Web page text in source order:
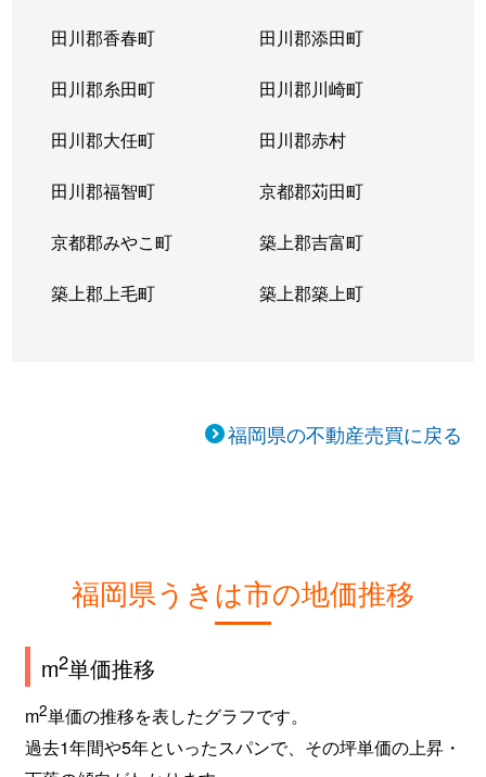
田川郡香春町 田川郡添田町
田川郡糸田町 田川郡川崎町
田川郡大任町 田川郡赤村
田川郡福智町 京都郡苅田町
京都郡みやこ町 築上郡吉富町
築上郡上毛町 築上郡築上町
福岡県の不動産売買に戻る
福岡県うきは市の地価推移
m2単価推移
m2単価の推移を表したグラフです。
過去1年間や5年といったスパンで、その坪単価の上昇・